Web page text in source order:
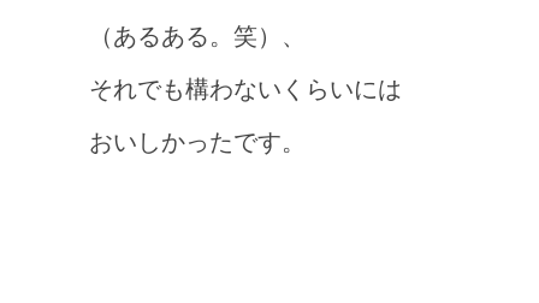
（あるある。笑）、
それでも構わないくらいには
おいしかったです。